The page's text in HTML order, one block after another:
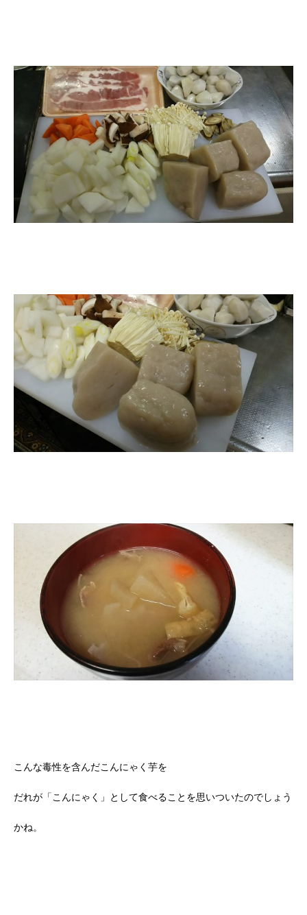
こんな毒性を含んだこんにゃく芋を
だれが「こんにゃく」として食べることを思いついたのでしょう
かね。